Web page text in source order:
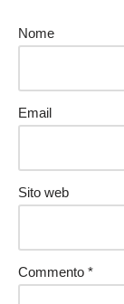
Nome
Email
Sito web
Commento *